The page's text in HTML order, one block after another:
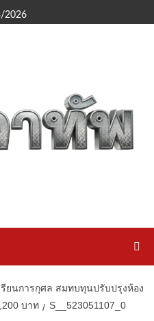
2026
ยนการกุศล สมทบทุนปรับปรุงห้อง
บาท
S__523051107_0